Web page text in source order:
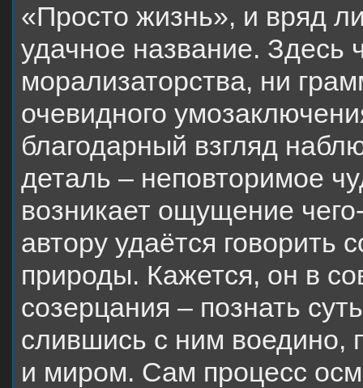
«Просто жизнь», и вряд
удачное название. Здесь
морализаторства, ни
очевидного
благодарный взгляд
деталь – неповторимое
возникает ощущение
автору удаётся говорить
природы. Кажется, он в
созерцания – познать
слившись с ним воедино,
и миром. Сам процесс